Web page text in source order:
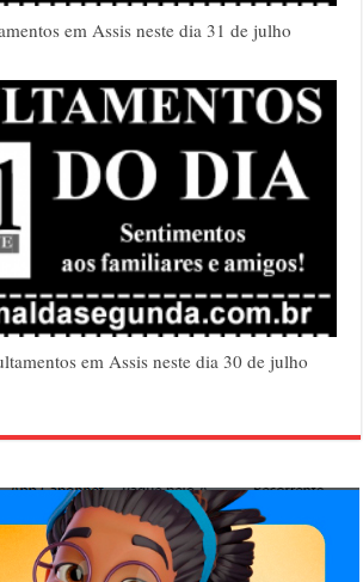
em Assis neste dia 31 de julho
em Assis neste dia 30 de julho